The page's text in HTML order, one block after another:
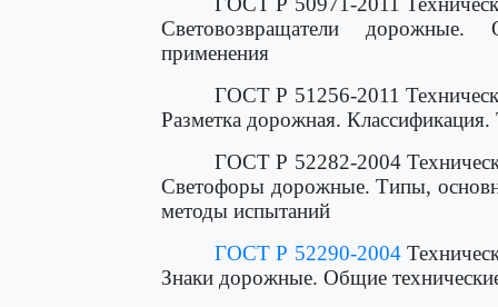
Световозвращатели дорожные.
применения
ГОСТ Р 51256-2011
Разметка дорожная. Классификация.
ГОСТ Р 52282-2004
Светофоры дорожные. Типы,
методы испытаний
ГОСТ Р 52290-2004
Знаки дорожные. Общие